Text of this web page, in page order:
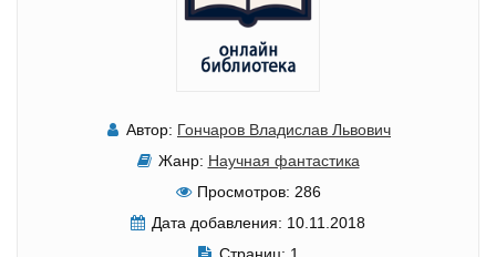
Автор: Гончаров Владислав Львович
Жанр: Научная фантастика
Просмотров: 286
Дата добавления: 10.11.2018
Страниц: 1